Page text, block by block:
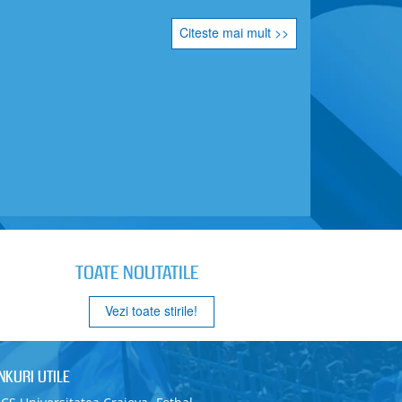
Citeste mai mult >>
TOATE NOUTATILE
Vezi toate stirile!
UTILE